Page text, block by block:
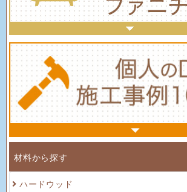
材料から探す
ハードウッド